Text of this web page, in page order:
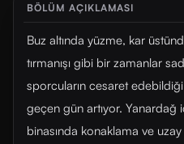
BÖLÜM AÇIKLAMASI
Buz altında yüzme, kar
tırmanışı gibi bir zamanlar
sporcuların cesaret
geçen gün artıyor.
binasında konaklama ve